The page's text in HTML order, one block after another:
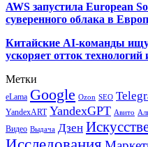
AWS запустила European
суверенного облака в
Китайские AI-команды
ускоряет отток технологий
Метки
eLama Google Ozon SEO
YandexART YandexGPT Авито
Видео Выдача Дзен